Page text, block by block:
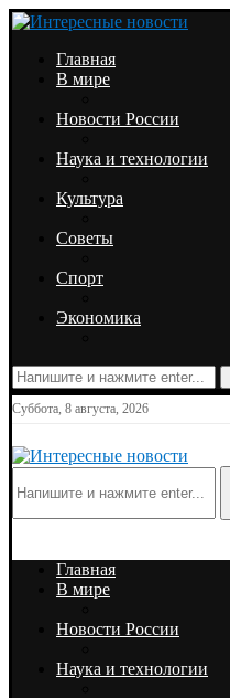
Главная
В мире
Новости России
Наука и технологии
Культура
Советы
Спорт
Экономика
Суббота, 8 августа, 2026
Главная
В мире
Новости России
Наука и технологии